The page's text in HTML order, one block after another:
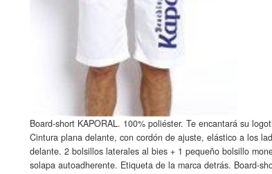
Board-short KAPORAL. 100% poliéster. Te encantará su
Cintura plana delante, con cordón de ajuste, elástico a los
delante. 2 bolsillos laterales al bies + 1 pequeño bolsillo
solapa autoadherente. Etiqueta de la marca detrás. Board-